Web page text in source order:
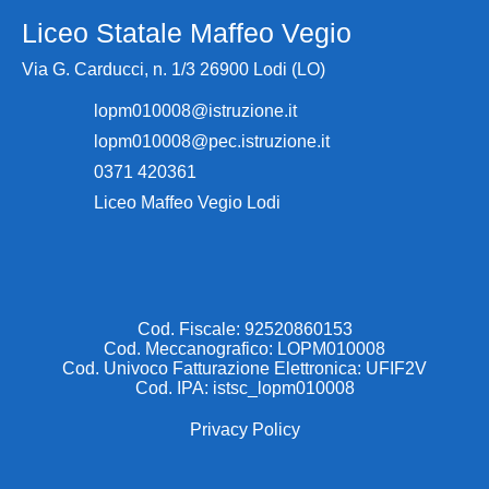
Liceo Statale Maffeo Vegio
Via G. Carducci, n. 1/3 26900 Lodi (LO)
lopm010008@istruzione.it
lopm010008@pec.istruzione.it
0371 420361
Liceo Maffeo Vegio Lodi
Cod. Fiscale: 92520860153
Cod. Meccanografico: LOPM010008
Cod. Univoco Fatturazione Elettronica: UFIF2V
Cod. IPA: istsc_lopm010008
Privacy Policy